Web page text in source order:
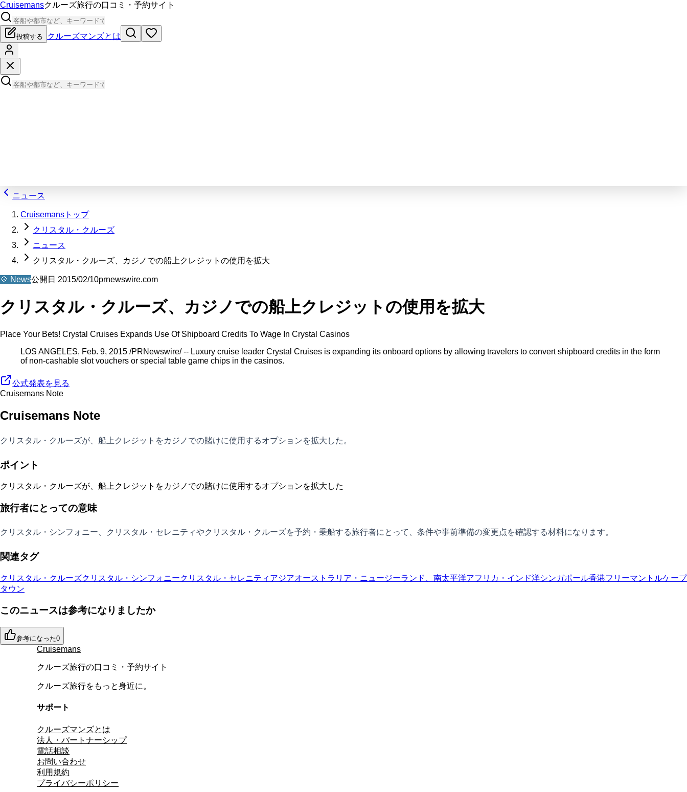
Cruisemansクルーズ旅行の口コミ・予約サイト
投稿する クルーズマンズとは
ニュース
Cruisemansトップ
クリスタル・クルーズ
ニュース
クリスタル・クルーズ、カジノでの船上クレジットの使用を拡大
💠 News公開日 2015/02/10prnewswire.com
クリスタル・クルーズ、カジノでの船上クレジットの使用を拡大
Place Your Bets! Crystal Cruises Expands Use Of Shipboard Credits To Wage In Crystal Casinos
LOS ANGELES, Feb. 9, 2015 /PRNewswire/ -- Luxury cruise leader Crystal Cruises is expanding its onboard options by allowing travelers to convert shipboard credits in the form
of non-cashable slot vouchers or special table game chips in the casinos.
公式発表を見る
Cruisemans Note
Cruisemans Note
クリスタル・クルーズが、船上クレジットをカジノでの賭けに使用するオプションを拡大した。
ポイント
クリスタル・クルーズが、船上クレジットをカジノでの賭けに使用するオプションを拡大した
旅行者にとっての意味
クリスタル・シンフォニー、クリスタル・セレニティやクリスタル・クルーズを予約・乗船する旅行者にとって、条件や事前準備の変更点を確認する材料になります。
関連タグ
クリスタル・クルーズクリスタル・シンフォニークリスタル・セレニティ アジアオーストラリア・ニュージーランド、南太平洋アフリカ・インド洋シンガポール香港フリーマントルケープ
タウン
このニュースは参考になりましたか
参考になった0
Cruisemans
クルーズ旅行の口コミ・予約サイト
クルーズ旅行をもっと身近に。
サポート
クルーズマンズとは
法人・パートナーシップ
電話相談
お問い合わせ
利用規約
プライバシーポリシー